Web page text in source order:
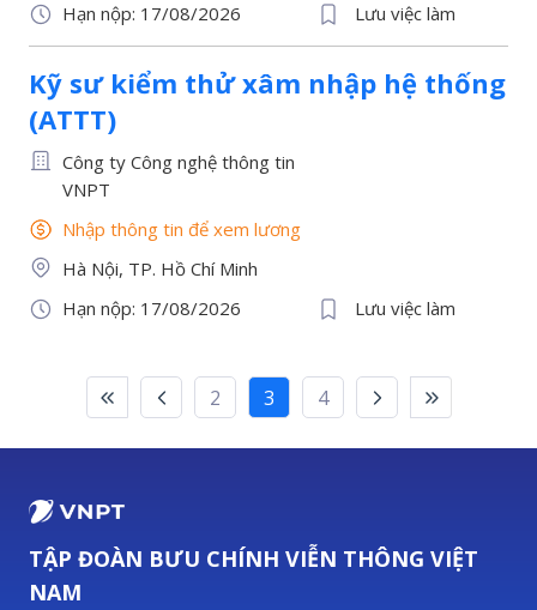
Hạn nộp: 17/08/2026
Lưu việc làm
Kỹ sư kiểm thử xâm nhập hệ thống
(ATTT)
Công ty Công nghệ thông tin
VNPT
Nhập thông tin để xem lương
Hà Nội, TP. Hồ Chí Minh
Hạn nộp: 17/08/2026
Lưu việc làm
2 3 4
TẬP ĐOÀN BƯU CHÍNH VIỄN THÔNG VIỆT
NAM